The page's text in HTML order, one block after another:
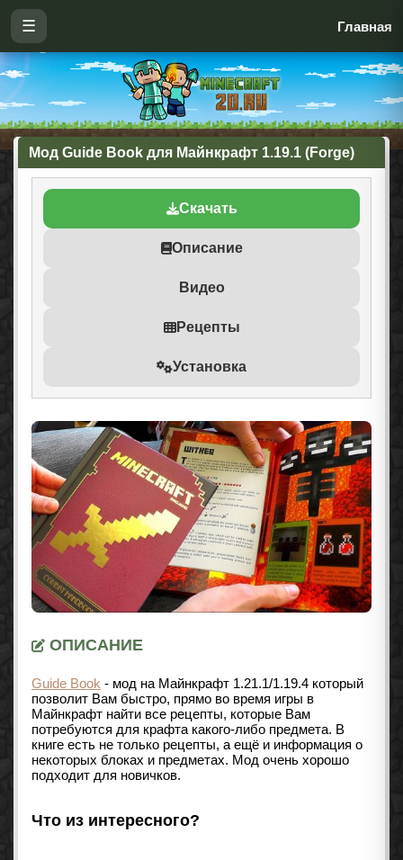
☰ Главная
Мод Guide Book для Майнкрафт 1.19.1 (Forge)
Скачать
Описание
Видео
Рецепты
Установка
ОПИСАНИЕ
Guide Book - мод на Майнкрафт 1.21.1/1.19.4 который
позволит Вам быстро, прямо во время игры в
Майнкрафт найти все рецепты, которые Вам
потребуются для крафта какого-либо предмета. В
книге есть не только рецепты, а ещё и информация о
некоторых блоках и предметах. Мод очень хорошо
подходит для новичков.
Что из интересного?